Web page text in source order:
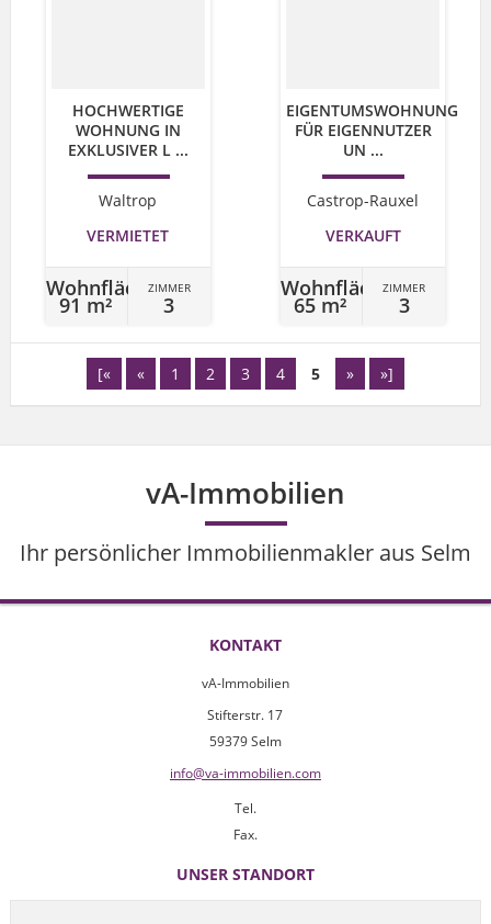
HOCHWERTIGE
WOHNUNG IN
EXKLUSIVER L ...
Waltrop
VERMIETET
Wohnfläche
91 m²
ZIMMER
3
EIGENTUMSWOHNUNG
FÜR EIGENNUTZER
UN ...
Castrop-Rauxel
VERKAUFT
Wohnfläche
65 m²
ZIMMER
3
[« « 1 2 3 4 5 » »]
vA-Immobilien
Ihr persönlicher Immobilienmakler aus Selm
KONTAKT
vA-Immobilien
Stifterstr. 17
59379 Selm
info@va-immobilien.com
Tel.
Fax.
UNSER STANDORT